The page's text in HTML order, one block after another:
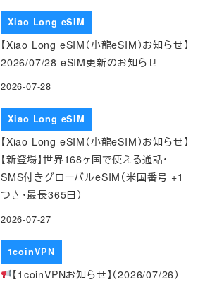
Xiao Long eSIM
【Xiao Long eSIM（小龍eSIM）お知らせ】
2026/07/28 eSIM更新のお知らせ
2026-07-28
Xiao Long eSIM
【Xiao Long eSIM（小龍eSIM）お知らせ】
【新登場】世界168ヶ国で使える通話・
SMS付きグローバルeSIM（米国番号 +1
つき・最長365日）
2026-07-27
1coinVPN
【1coinVPNお知らせ】（2026/07/26）